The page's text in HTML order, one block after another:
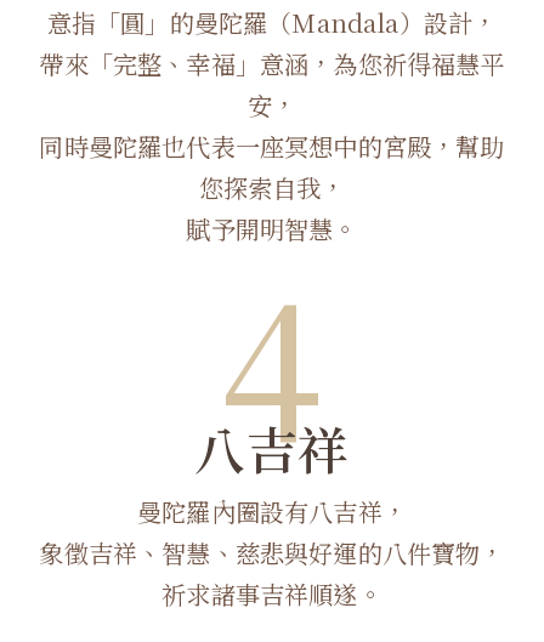
意指「圓」的曼陀羅（Mandala）設計，
帶來「完整、幸福」意涵，為您祈得福慧平
安，
同時曼陀羅也代表一座冥想中的宮殿，幫助
您探索自我，
賦予開明智慧。
4
八吉祥
曼陀羅內圈設有八吉祥，
象徵吉祥、智慧、慈悲與好運的八件寶物，
祈求諸事吉祥順遂。